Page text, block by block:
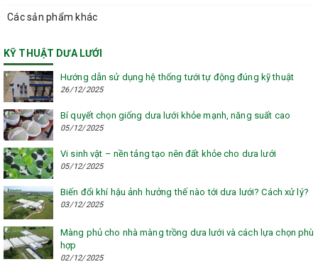
Các sản phẩm khác
KỸ THUẬT DƯA LƯỚI
Hướng dẫn sử dụng hệ thống tưới tự động đúng kỹ thuật
26/12/2025
Bí quyết chọn giống dưa lưới khỏe mạnh, năng suất cao
05/12/2025
Vi sinh vật – nền tảng tạo nên đất khỏe cho dưa lưới
05/12/2025
Biến đổi khí hậu ảnh hưởng thế nào tới dưa lưới? Cách xử lý?
03/12/2025
Màng phủ cho nhà màng trồng dưa lưới và cách lựa chọn phù
hợp
02/12/2025